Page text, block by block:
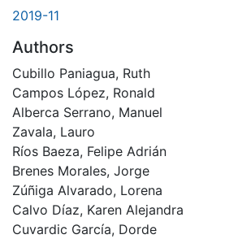
2019-11
Authors
Cubillo Paniagua, Ruth
Campos López, Ronald
Alberca Serrano, Manuel
Zavala, Lauro
Ríos Baeza, Felipe Adrián
Brenes Morales, Jorge
Zúñiga Alvarado, Lorena
Calvo Díaz, Karen Alejandra
Cuvardic García, Dorde